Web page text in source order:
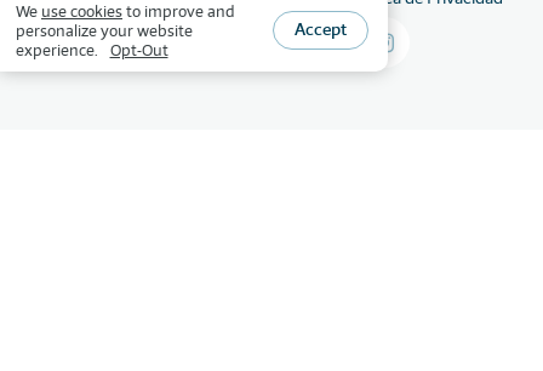
We use cookiesto improve and
personalize your website
experience.
Opt-Out
Accept